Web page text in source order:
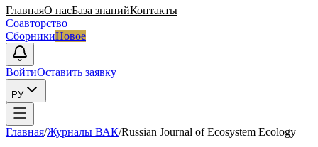
ГлавнаяО насБаза знанийКонтакты
Соавторство
СборникиНовое
ВойтиОставить заявку
РУ
Главная/Журналы ВАК/Russian Journal of Ecosystem Ecology